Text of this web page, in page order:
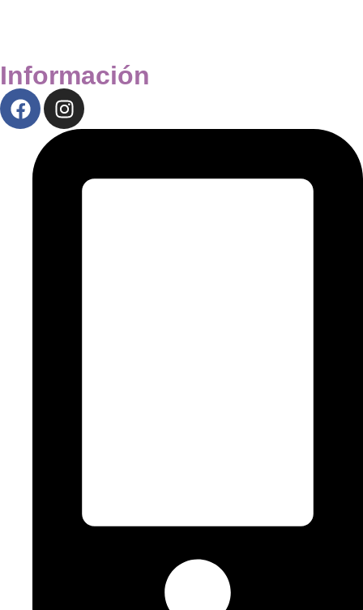
Información